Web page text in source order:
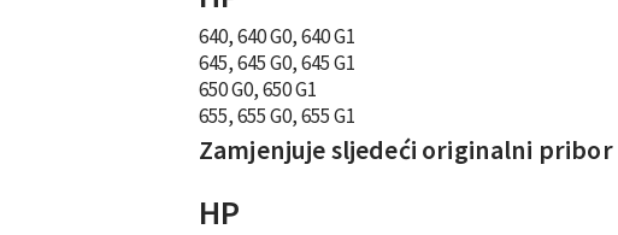
640, 640 G0, 640 G1
645, 645 G0, 645 G1
650 G0, 650 G1
655, 655 G0, 655 G1
Zamjenjuje sljedeći originalni pribor
HP